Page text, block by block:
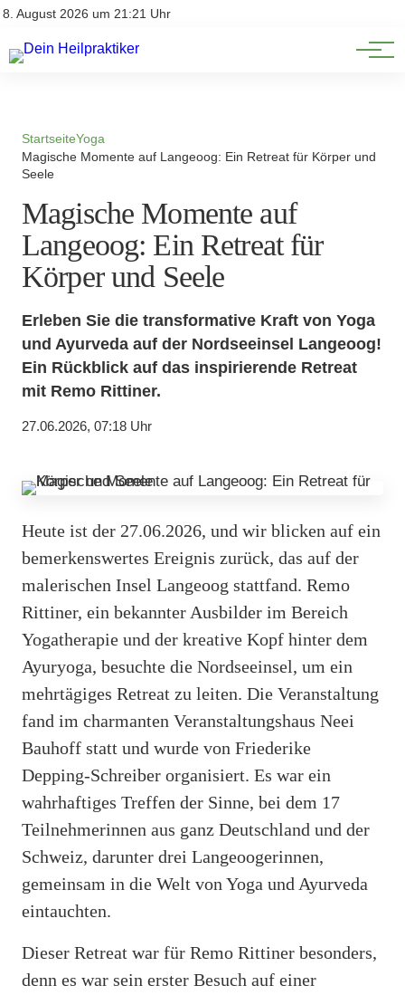
8. August 2026 um 21:21 Uhr
Impressum
Natürliche Medizin
Heilpflanzen & Kräuterkunde
StartseiteYoga
Magische Momente auf Langeoog: Ein Retreat für Körper und
Seele
Magische Momente auf
Langeoog: Ein Retreat für
Körper und Seele
Erleben Sie die transformative Kraft von Yoga
und Ayurveda auf der Nordseeinsel Langeoog!
Ein Rückblick auf das inspirierende Retreat
mit Remo Rittiner.
27.06.2026, 07:18 Uhr
Heute ist der 27.06.2026, und wir blicken auf ein
bemerkenswertes Ereignis zurück, das auf der
malerischen Insel Langeoog stattfand. Remo
Rittiner, ein bekannter Ausbilder im Bereich
Yogatherapie und der kreative Kopf hinter dem
Ayuryoga, besuchte die Nordseeinsel, um ein
mehrtägiges Retreat zu leiten. Die Veranstaltung
fand im charmanten Veranstaltungshaus Neei
Bauhoff statt und wurde von Friederike
Depping-Schreiber organisiert. Es war ein
wahrhaftiges Treffen der Sinne, bei dem 17
Teilnehmerinnen aus ganz Deutschland und der
Schweiz, darunter drei Langeoogerinnen,
gemeinsam in die Welt von Yoga und Ayurveda
eintauchten.
Dieser Retreat war für Remo Rittiner besonders,
denn es war sein erster Besuch auf einer